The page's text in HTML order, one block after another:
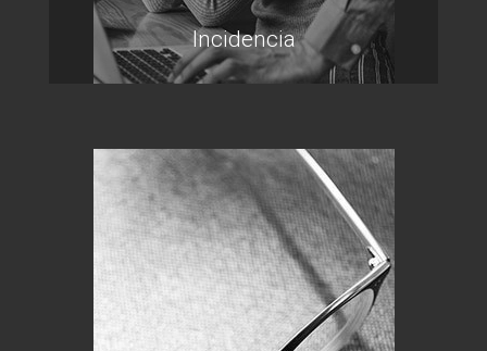
Incidencia